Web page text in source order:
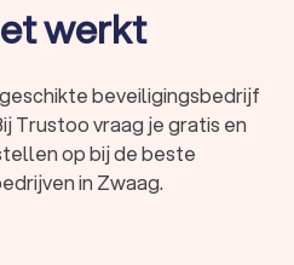
doet een
biedt veel diensten aan om
en evenementen te
variëren
behoeften, maar zijn meestal:
van woningen,
werkt
beveiligingsbedrijf
Trustoo vraag je gratis en
op bij de beste
in Zwaag.